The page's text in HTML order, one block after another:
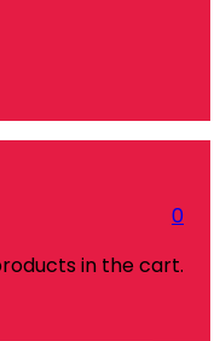
0
in the cart.